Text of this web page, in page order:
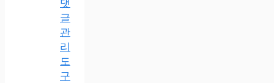
글
관
리
도
구